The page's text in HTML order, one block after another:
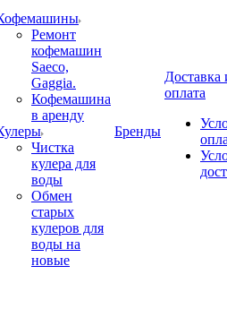
Ремонт
кофемашин
Saeco,
Gaggia.
Кофемашина
в аренду
Чистка
кулера для
воды
Обмен
старых
кулеров для
воды на
новые
Бренды
Доставка
оплата